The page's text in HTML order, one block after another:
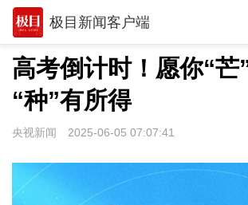
极目新闻客户端
推荐
观点
时政
武汉
高考倒计时！愿你“芒
“种”有所得
央视新闻 2025-06-05 07:07:41